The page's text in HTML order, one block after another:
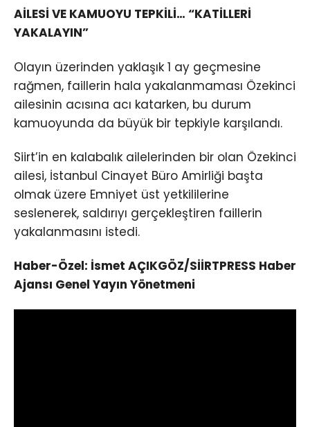
AİLESİ VE KAMUOYU TEPKİLİ… “KATİLLERİ
YAKALAYIN”
Olayın üzerinden yaklaşık 1 ay geçmesine
rağmen, faillerin hala yakalanmaması Özekinci
ailesinin acısına acı katarken, bu durum
kamuoyunda da büyük bir tepkiyle karşılandı.
Siirt’in en kalabalık ailelerinden bir olan Özekinci
ailesi, İstanbul Cinayet Büro Amirliği başta
olmak üzere Emniyet üst yetkililerine
seslenerek, saldırıyı gerçekleştiren faillerin
yakalanmasını istedi.
Haber-Özel: İsmet AÇIKGÖZ/SİİRTPRESS Haber
Ajansı Genel Yayın Yönetmeni